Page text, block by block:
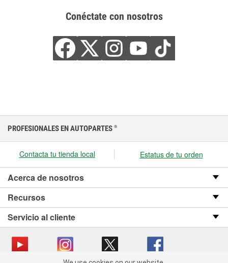
Conéctate con nosotros
PROFESIONALES EN AUTOPARTES ®
Contacta tu tienda local Estatus de tu orden
Acerca de nosotros
Recursos
Servicio al cliente